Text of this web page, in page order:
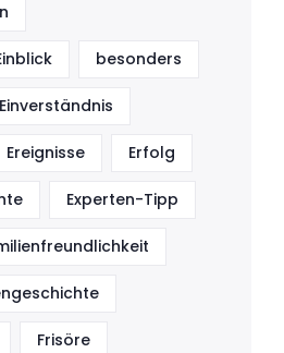
besonders
Einverständnis
Ereignisse Erfolg
Experten-Tipp
Frisöre